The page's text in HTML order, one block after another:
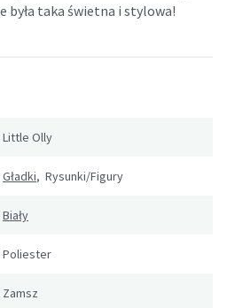
była taka świetna i stylowa!
Little Olly
Gładki, Rysunki/Figury
Biały
Poliester
Zamsz